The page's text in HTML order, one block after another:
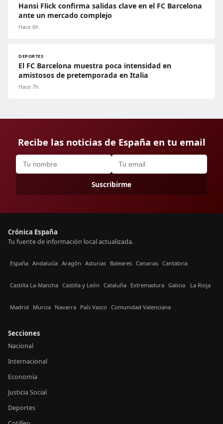
Hansi Flick confirma salidas clave en el FC Barcelona
ante un mercado complejo
Hace 6h
DEPORTES
El FC Barcelona muestra poca intensidad en
amistosos de pretemporada en Italia
Hace 7h
Recibe las noticias de España en tu email
Suscribirme
Crónica España
Tu fuente de información local actualizada.
España Andalucía Aragón Asturias Baleares Canarias Cantabria
Castilla La-Mancha Castilla y León Cataluña Extremadura Galicia La Rioja
Madrid Murcia Navarra País Vasco Comunidad Valenciana
Secciones
Nacional
Internacional
Economía
Justicia Social
Deportes